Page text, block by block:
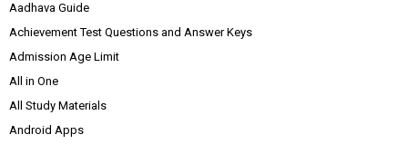
Aadhava Guide
Achievement Test Questions and Answer Keys
Admission Age Limit
All in One
All Study Materials
Android Apps